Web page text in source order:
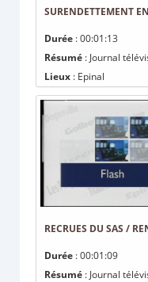
SURENDETTEMENT
Durée : 00:01:13
Résumé : Journal
Lieux : Epinal
RECRUES DU SAS /
Durée : 00:01:09
Résumé : Journal